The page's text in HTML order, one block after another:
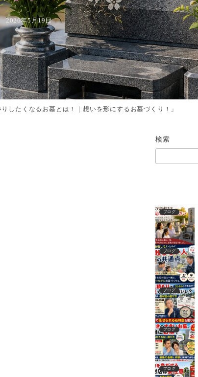
2026年5月19日
りしたくなるお墓とは！｜想いを形にするお墓づくり！」
検索
ブログ
ブログ
ブログ
ブログ
ブログ